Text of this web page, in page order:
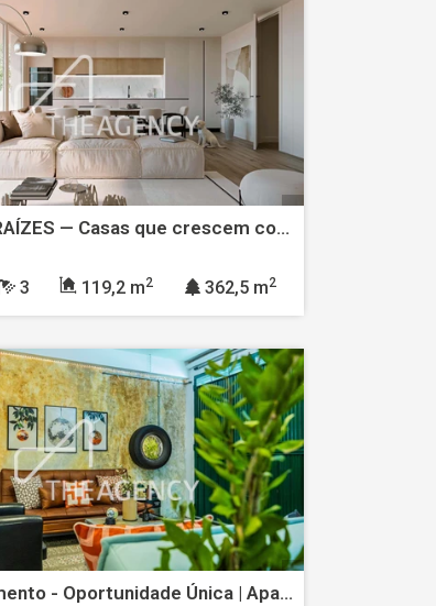
Venda - RAÍZES — Casas que crescem com a Natureza
3 119,2 m2 362,5 m2
Arrendamento - Oportunidade Única | Apartamento T2 no Funchal, Totalmente Mobilado e Equipado - Despesas Incluídas